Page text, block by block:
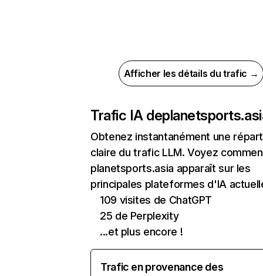
Afficher les détails du trafic →
Trafic IA de
Obtenez instantanément une
claire du trafic LLM. Voyez
planetsports.asia apparaît sur les
principales plateformes d'IA
109 visites de ChatGPT
25 de Perplexity
...et plus encore !
Trafic en provenance des